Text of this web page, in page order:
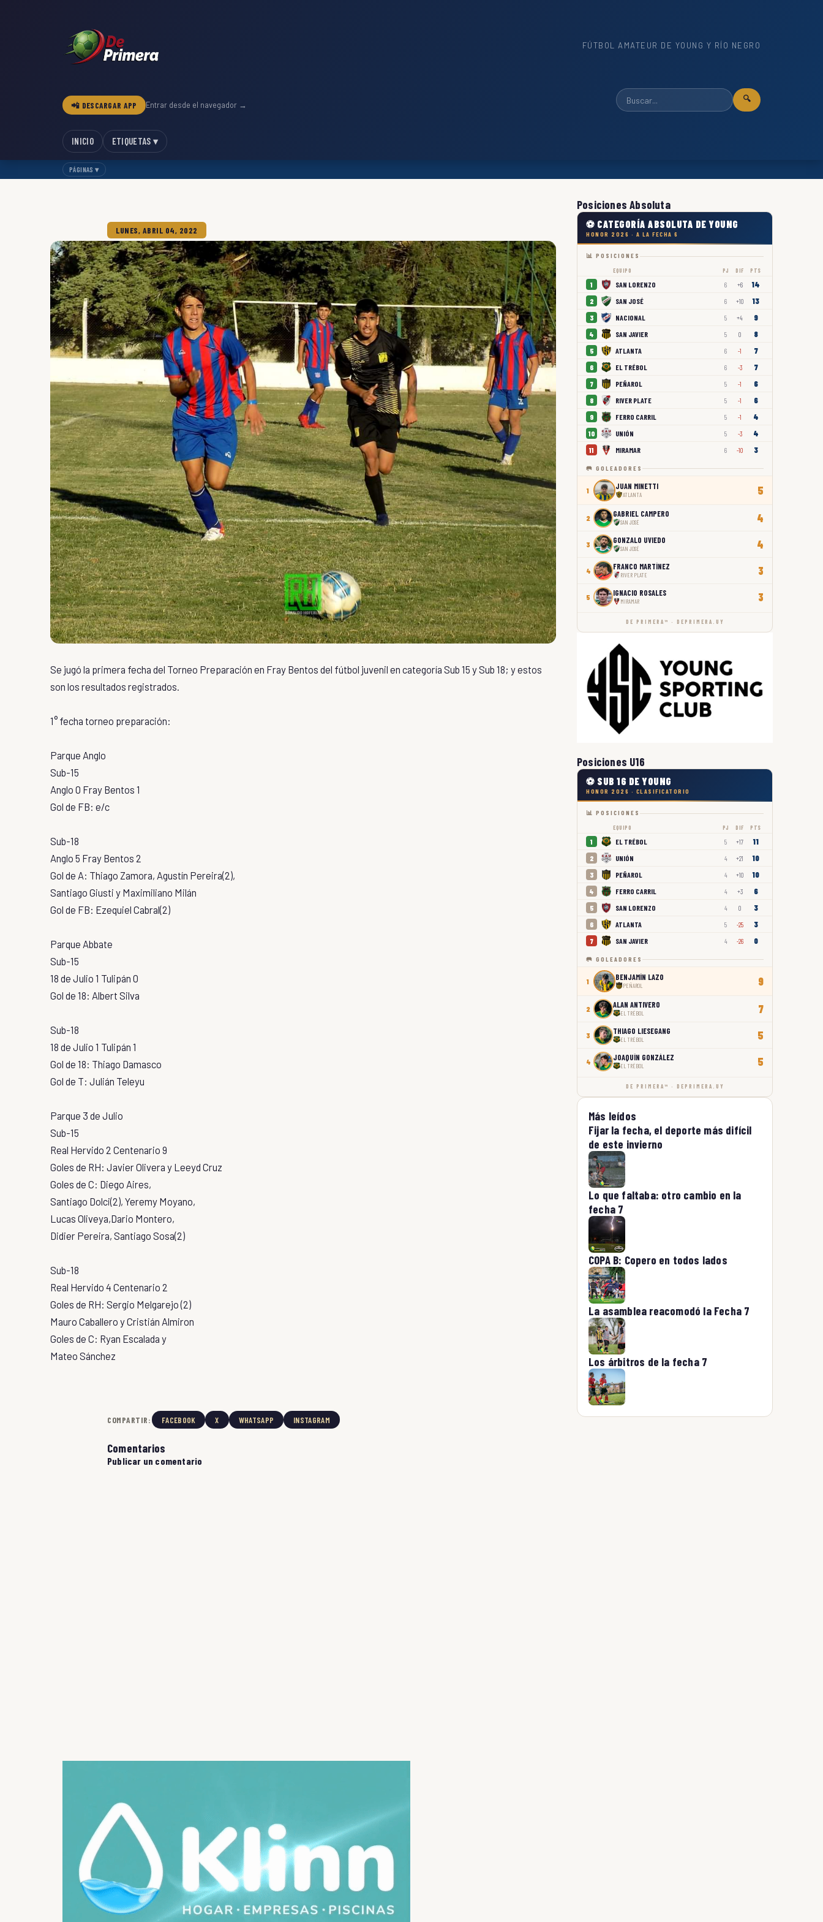
FÚTBOL AMATEUR DE YOUNG Y RÍO NEGRO
📲 DESCARGAR APP Entrar desde el navegador →
🔍
INICIO ETIQUETAS ▾
PÁGINAS ▾
LUNES, ABRIL 04, 2022
Se jugó la primera fecha del Torneo Preparación en Fray Bentos del fútbol juvenil en categoría Sub 15 y Sub 18; y estos
son los resultados registrados.
1° fecha torneo preparación:
Parque Anglo
Sub-15
Anglo 0 Fray Bentos 1
Gol de FB: e/c
Sub-18
Anglo 5 Fray Bentos 2
Gol de A: Thiago Zamora, Agustín Pereira(2),
Santiago Giusti y Maximiliano Milán
Gol de FB: Ezequiel Cabral(2)
Parque Abbate
Sub-15
18 de Julio 1 Tulipán 0
Gol de 18: Albert Silva
Sub-18
18 de Julio 1 Tulipán 1
Gol de 18: Thiago Damasco
Gol de T: Julián Teleyu
Parque 3 de Julio
Sub-15
Real Hervido 2 Centenario 9
Goles de RH: Javier Olivera y Leeyd Cruz
Goles de C: Diego Aires,
Santiago Dolci(2), Yeremy Moyano,
Lucas Oliveya,Dario Montero,
Didier Pereira, Santiago Sosa(2)
Sub-18
Real Hervido 4 Centenario 2
Goles de RH: Sergio Melgarejo (2)
Mauro Caballero y Cristián Almiron
Goles de C: Ryan Escalada y
Mateo Sánchez
COMPARTIR: FACEBOOK X WHATSAPP INSTAGRAM
Comentarios
Publicar un comentario
Posiciones Absoluta
⚽ CATEGORÍA ABSOLUTA DE YOUNG
HONOR 2026 · A LA FECHA 6
📊 POSICIONES
EQUIPO PJ DIF PTS
1 SAN LORENZO 6 +6 14
2 SAN JOSÉ 6 +10 13
3 NACIONAL 5 +4 9
4 SAN JAVIER 5 0 8
5 ATLANTA 6 -1 7
6 EL TRÉBOL 6 -3 7
7 PEÑAROL 5 -1 6
8 RIVER PLATE 5 -1 6
9 FERRO CARRIL 5 -1 4
10 UNIÓN 5 -3 4
11 MIRAMAR 6 -10 3
🥅 GOLEADORES
1 JUAN MINETTI
ATLANTA 5
2 GABRIEL CAMPERO
SAN JOSÉ 4
3 GONZALO UVIEDO
SAN JOSÉ 4
4 FRANCO MARTÍNEZ
RIVER PLATE 3
5 IGNACIO ROSALES
MIRAMAR 3
DE PRIMERA™ · DEPRIMERA.UY
Posiciones U16
⚽ SUB 16 DE YOUNG
HONOR 2026 · CLASIFICATORIO
📊 POSICIONES
EQUIPO PJ DIF PTS
1 EL TRÉBOL 5 +17 11
2 UNIÓN 4 +21 10
3 PEÑAROL 4 +10 10
4 FERRO CARRIL 4 +3 6
5 SAN LORENZO 4 0 3
6 ATLANTA 5 -25 3
7 SAN JAVIER 4 -26 0
🥅 GOLEADORES
1 BENJAMÍN LAZO
PEÑAROL 9
2 ALAN ANTIVERO
EL TRÉBOL 7
3 THIAGO LIESEGANG
EL TRÉBOL 5
4 JOAQUÍN GONZÁLEZ
EL TRÉBOL 5
DE PRIMERA™ · DEPRIMERA.UY
Más leídos
Fijar la fecha, el deporte más difícil
de este invierno
Lo que faltaba: otro cambio en la
fecha 7
COPA B: Copero en todos lados
La asamblea reacomodó la Fecha 7
Los árbitros de la fecha 7